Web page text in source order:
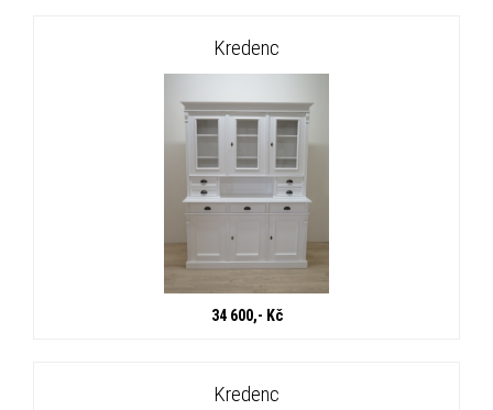
Kredenc
34 600,- Kč
Kredenc